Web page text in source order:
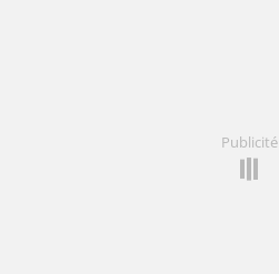
Publicité